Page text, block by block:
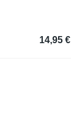
14,95€